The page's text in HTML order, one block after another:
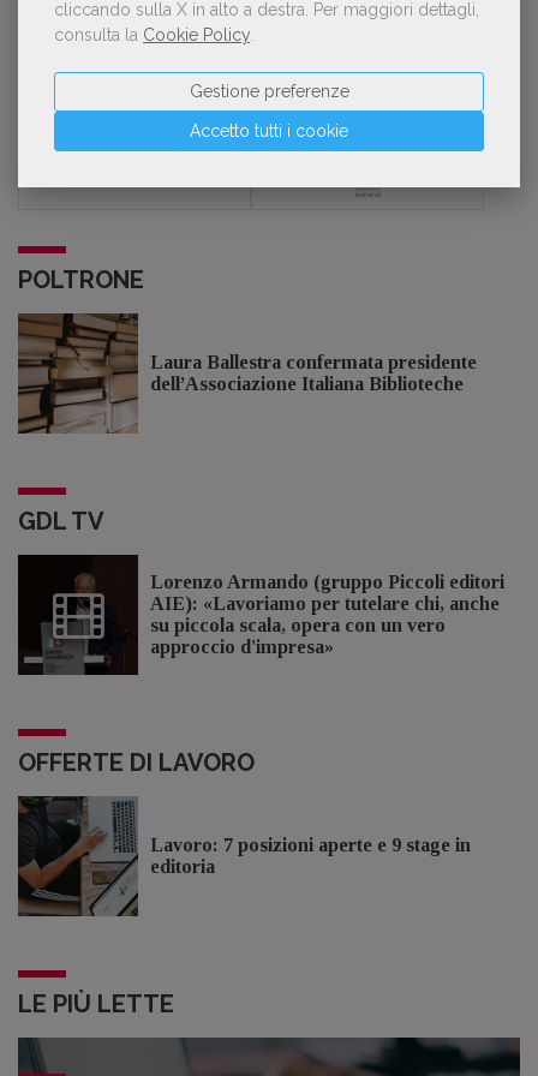
cliccando sulla X in alto a destra.
Per maggiori dettagli,
consulta la Cookie Policy
Accetto tutti i cookie
Gestione preferenze
Classifica di giugno 2026
Manualistica
In collaborazione con
POLTRONE
Laura Ballestra confermata presidente
dell’Associazione Italiana Biblioteche
GDL TV
Lorenzo Armando (gruppo Piccoli editori
AIE): «Lavoriamo per tutelare chi, anche
su piccola scala, opera con un vero
approccio d'impresa»
OFFERTE DI LAVORO
Lavoro: 7 posizioni aperte e 9 stage in
editoria
LE PIÙ LETTE